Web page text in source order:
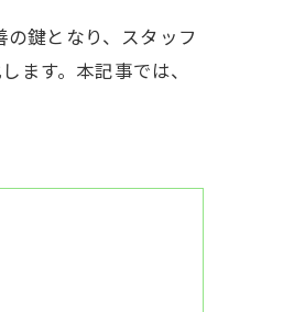
鍵となり、スタッフ
ます。本記事では、